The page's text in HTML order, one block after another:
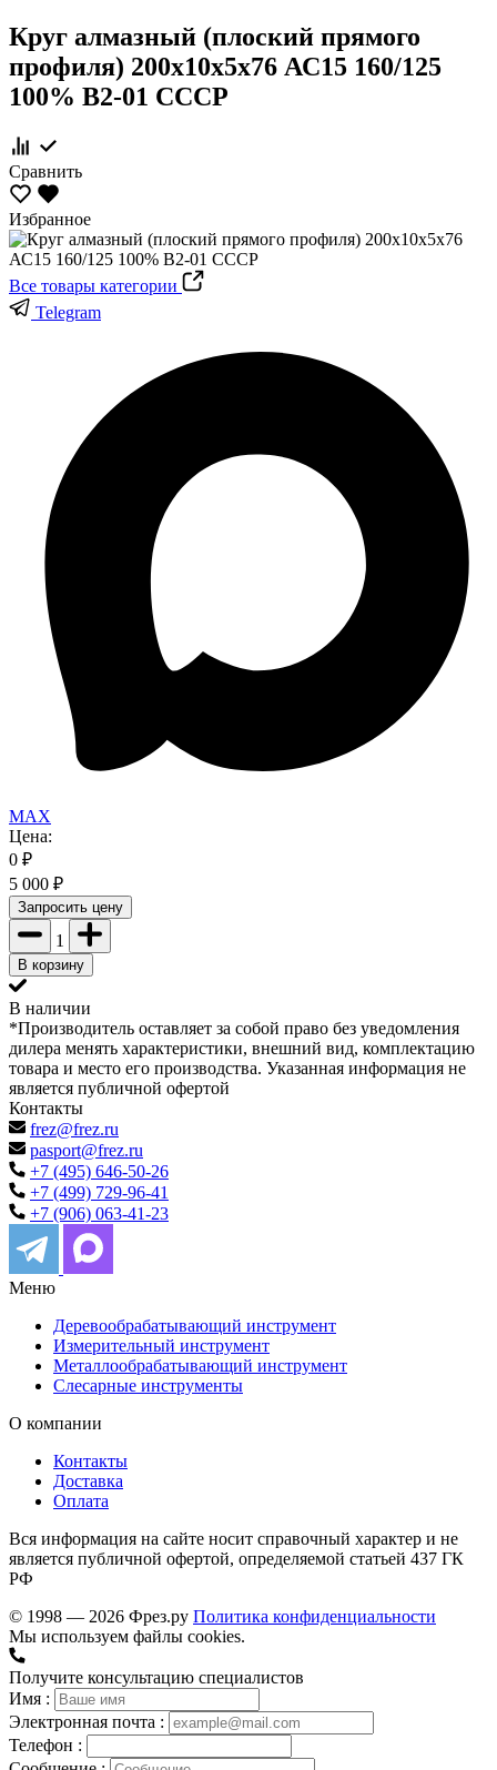
Круг алмазный (плоский прямого
профиля) 200х10х5х76 АС15 160/125
100% В2-01 СССР
Сравнить
Избранное
Все товары категории
Telegram
MAX
Цена:
0 ₽
5 000 ₽
Запросить цену
1
В корзину
В наличии
*Производитель оставляет за собой право без уведомления
дилера менять характеристики, внешний вид, комплектацию
товара и место его производства. Указанная информация не
является публичной офертой
Контакты
frez@frez.ru
pasport@frez.ru
+7 (495) 646-50-26
+7 (499) 729-96-41
+7 (906) 063-41-23
Меню
Деревообрабатывающий инструмент
Измерительный инструмент
Металлообрабатывающий инструмент
Слесарные инструменты
О компании
Контакты
Доставка
Оплата
Вся информация на сайте носит справочный характер и не
является публичной офертой, определяемой статьей 437 ГК
РФ
© 1998 — 2026 Фрез.ру Политика конфиденциальности
Мы используем файлы cookies.
Получите консультацию специалистов
Имя :
Электронная почта :
Телефон :